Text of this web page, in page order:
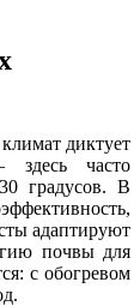
диктует
здесь часто
градусов. В
адаптируют
почвы для
с обогревом